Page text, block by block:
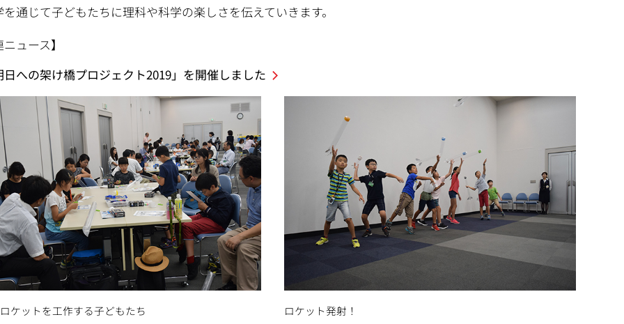
通じて子どもたちに理科や科学の楽しさを伝えていきます。
ュース】
日への架け橋プロジェクト2019」を開催しました
ケットを工作する子どもたち ロケット発射！